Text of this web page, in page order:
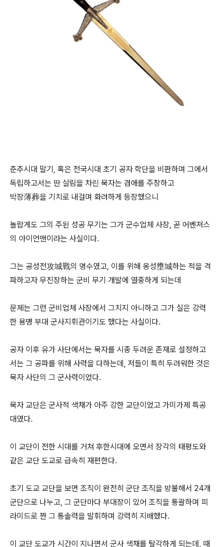
춘추시대 말기, 혹은 전국시대 초기 공자 학단을 비판하며 그에서
독립하고서는 딴 살림을 차린 묵자는 겸애를 주창하고
박장薄葬을 기치로 내걸며 화려하게 등장했으니
놀랍게도 그의 주된 성공 무기는 그가 군수업체 사장, 곧 어벤져스
의 아이언맨이라는 사실이다.
그는 공성전攻城戰의 명수였고, 이를 위해 옹성壅城하는 적을 격
파하고자 무진장하는 군비 무기 개발에 열중하게 되는데
문제는 그런 군비업체 사장에서 그치지 아니하고 그가 실은 강력
한 용병 부대 군사지휘관이기도 했다는 사실이다.
공자 이후 유가 사단에서는 묵자를 시종 두려운 존재로 설정하고
서는 그 공파를 위해 사력을 다하는데, 저들이 특히 두려워한 것은
묵자 사단의 그 군사력이었다.
묵자 교단은 군사적 색채가 아주 강한 교단이었고 가미가제 특공
대였다.
이 교단이 전한 시대를 거쳐 후한시대에 오면서 장각의 태평도와
같은 교단 도교로 급속히 재편한다.
초기 도교 교단을 보면 조직이 완전히 군단 조직을 방불해서 24개
군단으로 나누고, 그 군단마다 부대장이 있어 조직을 통괄하며 피
라미드로 짠 그 통솔력을 발휘하며 강력히 지배했다.
이 교단 도교가 시간이 지나면서 군사 색채를 탈각하게 되는데, 때